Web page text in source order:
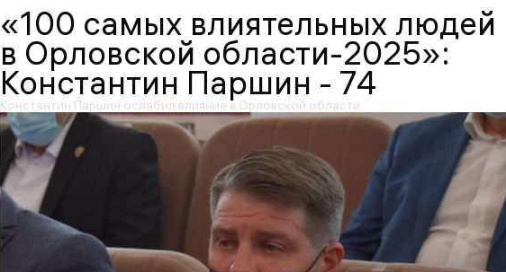
«100 самых влиятельных людей
в Орловской области-2025»:
Константин Паршин - 74
Константин Паршин ослабил влияние в Орловской области